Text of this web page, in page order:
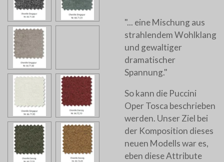
"... eine Mischung aus
strahlendem Wohlklang
und gewaltiger
dramatischer
Spannung."
So kann die Puccini
Oper Tosca beschrieben
werden. Unser Ziel bei
der Komposition dieses
neuen Modells war es,
eben diese Attribute